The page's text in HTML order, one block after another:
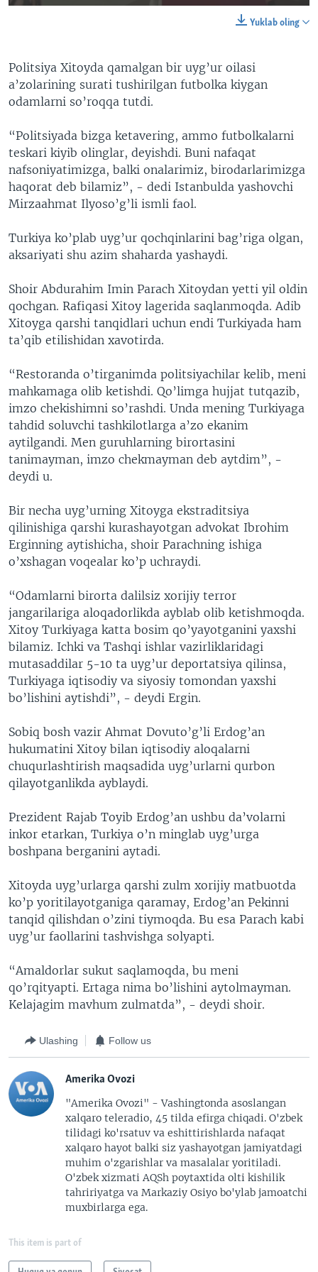
Yuklab oling
Politsiya Xitoyda qamalgan bir uyg’ur oilasi
a’zolarining surati tushirilgan futbolka kiygan
odamlarni so’roqqa tutdi.
“Politsiyada bizga ketavering, ammo futbolkalarni
teskari kiyib olinglar, deyishdi. Buni nafaqat
nafsoniyatimizga, balki onalarimiz, birodarlarimizga
haqorat deb bilamiz”, - dedi Istanbulda yashovchi
Mirzaahmat Ilyoso’g’li ismli faol.
Turkiya ko’plab uyg’ur qochqinlarini bag’riga olgan,
aksariyati shu azim shaharda yashaydi.
Shoir Abdurahim Imin Parach Xitoydan yetti yil oldin
qochgan. Rafiqasi Xitoy lagerida saqlanmoqda. Adib
Xitoyga qarshi tanqidlari uchun endi Turkiyada ham
ta’qib etilishidan xavotirda.
“Restoranda o’tirganimda politsiyachilar kelib, meni
mahkamaga olib ketishdi. Qo’limga hujjat tutqazib,
imzo chekishimni so’rashdi. Unda mening Turkiyaga
tahdid soluvchi tashkilotlarga a’zo ekanim
aytilgandi. Men guruhlarning birortasini
tanimayman, imzo chekmayman deb aytdim”, -
deydi u.
Bir necha uyg’urning Xitoyga ekstraditsiya
qilinishiga qarshi kurashayotgan advokat Ibrohim
Erginning aytishicha, shoir Parachning ishiga
o’xshagan voqealar ko’p uchraydi.
“Odamlarni birorta dalilsiz xorijiy terror
jangarilariga aloqadorlikda ayblab olib ketishmoqda.
Xitoy Turkiyaga katta bosim qo’yayotganini yaxshi
bilamiz. Ichki va Tashqi ishlar vazirliklaridagi
mutasaddilar 5-10 ta uyg’ur deportatsiya qilinsa,
Turkiyaga iqtisodiy va siyosiy tomondan yaxshi
bo’lishini aytishdi”, - deydi Ergin.
Sobiq bosh vazir Ahmat Dovuto’g’li Erdog’an
hukumatini Xitoy bilan iqtisodiy aloqalarni
chuqurlashtirish maqsadida uyg’urlarni qurbon
qilayotganlikda ayblaydi.
Prezident Rajab Toyib Erdog’an ushbu da’volarni
inkor etarkan, Turkiya o’n minglab uyg’urga
boshpana berganini aytadi.
Xitoyda uyg’urlarga qarshi zulm xorijiy matbuotda
ko’p yoritilayotganiga qaramay, Erdog’an Pekinni
tanqid qilishdan o’zini tiymoqda. Bu esa Parach kabi
uyg’ur faollarini tashvishga solyapti.
“Amaldorlar sukut saqlamoqda, bu meni
qo’rqityapti. Ertaga nima bo’lishini aytolmayman.
Kelajagim mavhum zulmatda”, - deydi shoir.
Ulashing Follow us
Amerika Ovozi
"Amerika Ovozi" - Vashingtonda asoslangan
xalqaro teleradio, 45 tilda efirga chiqadi. O'zbek
tilidagi ko'rsatuv va eshittirishlarda nafaqat
xalqaro hayot balki siz yashayotgan jamiyatdagi
muhim o'zgarishlar va masalalar yoritiladi.
O'zbek xizmati AQSh poytaxtida olti kishilik
tahririyatga va Markaziy Osiyo bo'ylab jamoatchi
muxbirlarga ega.
This item is part of